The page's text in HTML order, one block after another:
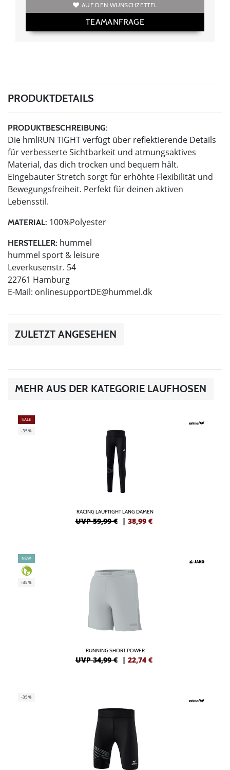
AUF DEN WUNSCHZETTEL
TEAMANFRAGE
PRODUKTDETAILS
PRODUKTBESCHREIBUNG:
Die hmlRUN TIGHT verfügt über reflektierende Details
für verbesserte Sichtbarkeit und atmungsaktives
Material, das dich trocken und bequem hält.
Eingebauter Stretch sorgt für erhöhte Flexibilität und
Bewegungsfreiheit. Perfekt für deinen aktiven
Lebensstil.
MATERIAL: 100%Polyester
HERSTELLER: hummel
hummel sport & leisure
Leverkusenstr. 54
22761 Hamburg
E-Mail: onlinesupportDE@hummel.dk
ZULETZT ANGESEHEN
MEHR AUS DER KATEGORIE LAUFHOSEN
SALE
-35%
RACING LAUFTIGHT LANG DAMEN
UVP 59,99 € | 38,99 €
NEW
-35%
RUNNING SHORT POWER
UVP 34,99 € | 22,74 €
-35%